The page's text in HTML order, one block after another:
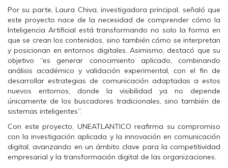
Por su parte, Laura Chiva, investigadora principal, señaló que
este proyecto nace de la necesidad de comprender cómo la
Inteligencia Artificial está transformando no solo la forma en
que se crean los contenidos, sino también cómo se interpretan
y posicionan en entornos digitales. Asimismo, destacó que su
objetivo “es generar conocimiento aplicado, combinando
análisis académico y validación experimental, con el fin de
desarrollar estrategias de comunicación adaptadas a estos
nuevos entornos, donde la visibilidad ya no depende
únicamente de los buscadores tradicionales, sino también de
sistemas inteligentes”.
Con este proyecto, UNEATLANTICO reafirma su compromiso
con la investigación aplicada y la innovación en comunicación
digital, avanzando en un ámbito clave para la competitividad
empresarial y la transformación digital de las organizaciones.